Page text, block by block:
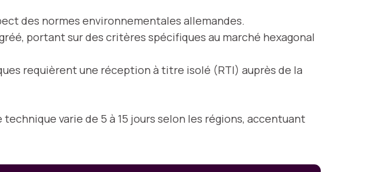
des normes environnementales allemandes.
portant sur des critères spécifiques au marché hexagonal
requièrent une réception à titre isolé (RTI) auprès de la
varie de 5 à 15 jours selon les régions, accentuant